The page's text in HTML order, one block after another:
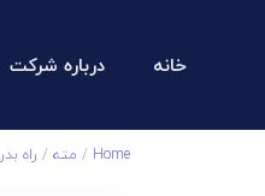
خانه درباره شرکت
Home
/ مته / راه بدر